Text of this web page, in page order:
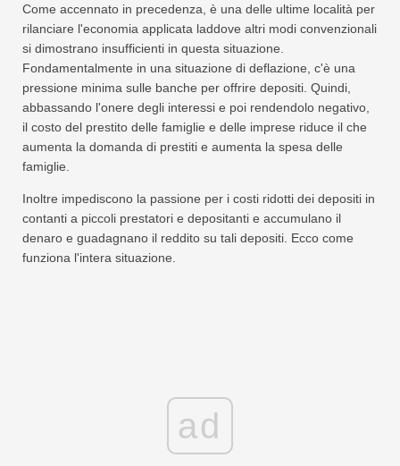
Come accennato in precedenza, è una delle ultime località per
rilanciare l'economia applicata laddove altri modi convenzionali
si dimostrano insufficienti in questa situazione.
Fondamentalmente in una situazione di deflazione, c'è una
pressione minima sulle banche per offrire depositi. Quindi,
abbassando l'onere degli interessi e poi rendendolo negativo,
il costo del prestito delle famiglie e delle imprese riduce il che
aumenta la domanda di prestiti e aumenta la spesa delle
famiglie.
Inoltre impediscono la passione per i costi ridotti dei depositi in
contanti a piccoli prestatori e depositanti e accumulano il
denaro e guadagnano il reddito su tali depositi. Ecco come
funziona l'intera situazione.
ad